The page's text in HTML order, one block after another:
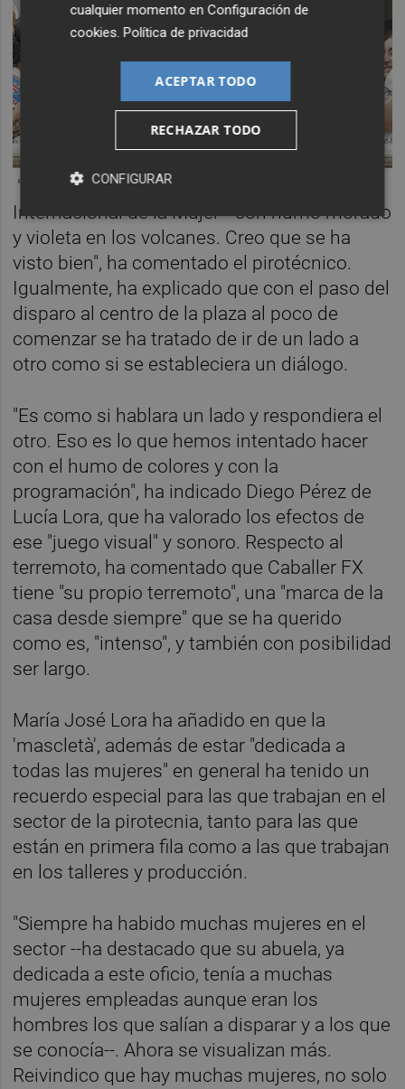
"Hemos intentado hacer el guiño --al Día
Internacional de la Mujer-- con humo morado
y violeta en los volcanes. Creo que se ha
visto bien", ha comentado el pirotécnico.
Igualmente, ha explicado que con el paso del
disparo al centro de la plaza al poco de
comenzar se ha tratado de ir de un lado a
otro como si se estableciera un diálogo.
"Es como si hablara un lado y respondiera el
otro. Eso es lo que hemos intentado hacer
con el humo de colores y con la
programación", ha indicado Diego Pérez de
Lucía Lora, que ha valorado los efectos de
ese "juego visual" y sonoro. Respecto al
terremoto, ha comentado que Caballer FX
tiene "su propio terremoto", una "marca de la
casa desde siempre" que se ha querido
como es, "intenso", y también con posibilidad
ser largo.
María José Lora ha añadido en que la
'mascletà', además de estar "dedicada a
todas las mujeres" en general ha tenido un
recuerdo especial para las que trabajan en el
sector de la pirotecnia, tanto para las que
están en primera fila como a las que trabajan
en los talleres y producción.
"Siempre ha habido muchas mujeres en el
sector --ha destacado que su abuela, ya
dedicada a este oficio, tenía a muchas
mujeres empleadas aunque eran los
hombres los que salían a disparar y a los que
se conocía--. Ahora se visualizan más.
Reivindico que hay muchas mujeres, no solo
cualquier momento enConfiguración de
cookies .Política de privacidad
ACEPTAR TODO
RECHAZAR TODO
CONFIGURAR